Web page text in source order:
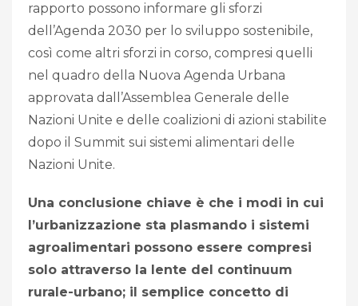
rapporto possono informare gli sforzi
dell’Agenda 2030 per lo sviluppo sostenibile,
così come altri sforzi in corso, compresi quelli
nel quadro della Nuova Agenda Urbana
approvata dall’Assemblea Generale delle
Nazioni Unite e delle coalizioni di azioni stabilite
dopo il Summit sui sistemi alimentari delle
Nazioni Unite.
Una conclusione chiave è che i modi in cui
l’urbanizzazione sta plasmando i sistemi
agroalimentari possono essere compresi
solo attraverso la lente del continuum
rurale-urbano; il semplice concetto di